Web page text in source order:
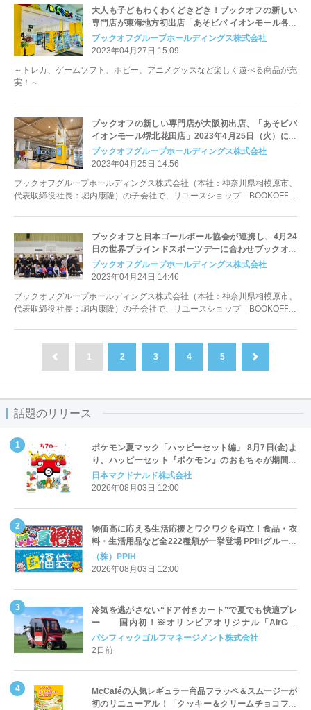
大人も子どもわくわくどきどき！ブックオフの新しい
専門店が東海地方初出店「あそビバ イオンモール各務
原店」2023年4月27日（木）オープン
ブックオフグループホールディングス株式会社
2023年04月27日 15:09
～トレカ、ゲームソフト、ホビー、アニメグッズなど楽しく遊べる商品が充
実！～
ブックオフの新しい専門店が大阪初出店、「あそビバ
イオンモール堺北花田店」2023年4月25日（火）にオ
ープン～トレカ、ゲームソフト、ガチャガチャ、一番
くじなど楽しく遊べる商品が充実！～
ブックオフグループホールディングス株式会社
2023年04月25日 14:56
ブックオフグループホールディングス株式会社（本社：神奈川県相模原市、
代表取締役社長：堀内康隆）の子会社で、リユースショップ「BOOKOFF」
ブックオフと日本ゴールボール協会が連携し、4月24
日の世界ブラインドスポーツデーに合わせブックオフ
の宅配買取寄付サービス「キモチと。」を活用した
「リユースでできるパラスポーツ応援キャンペーン」
ブックオフグループホールディングス株式会社
2023年04月24日 14:46
ブックオフグループホールディングス株式会社（本社：神奈川県相模原市、
代表取締役社長：堀内康隆）の子会社で、リユースショップ「BOOKOFF」
1 2 3 4 5
話題のリリース
ポケモン夏マック「ハッピーセット編」 8月7日(金)よ
り、ハッピーセット『ポケモン』のおもちゃが期間限
定登場
日本マクドナルド株式会社
2026年08月03日 12:00
物価高に応える生活応援とワクワクを両立！食品・衣
料・生活用品など全222種類が一挙登場 PPIHグループ
「夏福袋」＆セール 8月6日(木)より順次スタート
（株）PPIH
2026年08月03日 12:00
冷気を逃がさない“ドア付きカート”で夏でも快適プレ
ー 国内初！※オリンピアオリジナル「AirCon
Cart（エアコンカート）」導入 | ＰＧＭ
パシフィックゴルフマネージメント株式会社
2日前
McCaféの人気レギュラー商品フラッペ＆スムージーが
初のリニューアル！「クッキー＆クリームチョコフラ